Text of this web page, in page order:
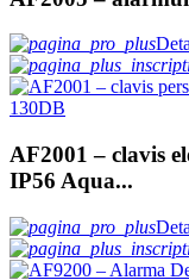
AF2001 – clavis
IP56 Aqua...